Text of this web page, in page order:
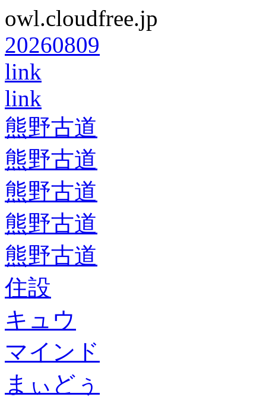
owl.cloudfree.jp
20260809
link
link
熊野古道
熊野古道
熊野古道
熊野古道
熊野古道
住設
キュウ
マインド
まぃどぅ